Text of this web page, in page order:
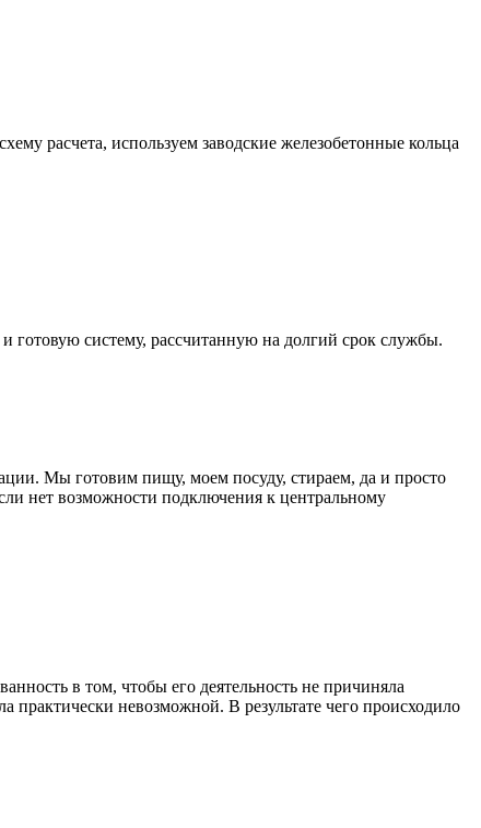
расчета, используем заводские железобетонные кольца
готовую систему, рассчитанную на долгий срок службы.
Мы готовим пищу, моем посуду, стираем, да и просто
нет возможности подключения к центральному
в том, чтобы его деятельность не причиняла
невозможной. В результате чего происходило